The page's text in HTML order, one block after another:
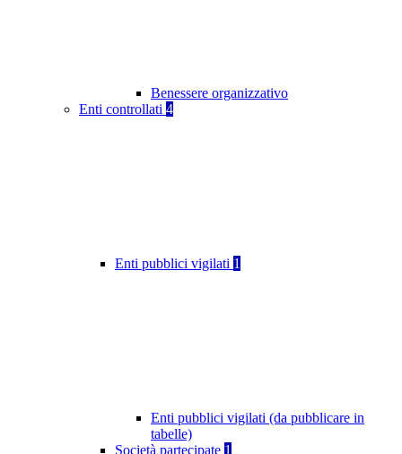
Benessere organizzativo
Enti controllati 4
Enti pubblici vigilati 1
Enti pubblici vigilati (da pubblicare in
tabelle)
Società partecipate 1